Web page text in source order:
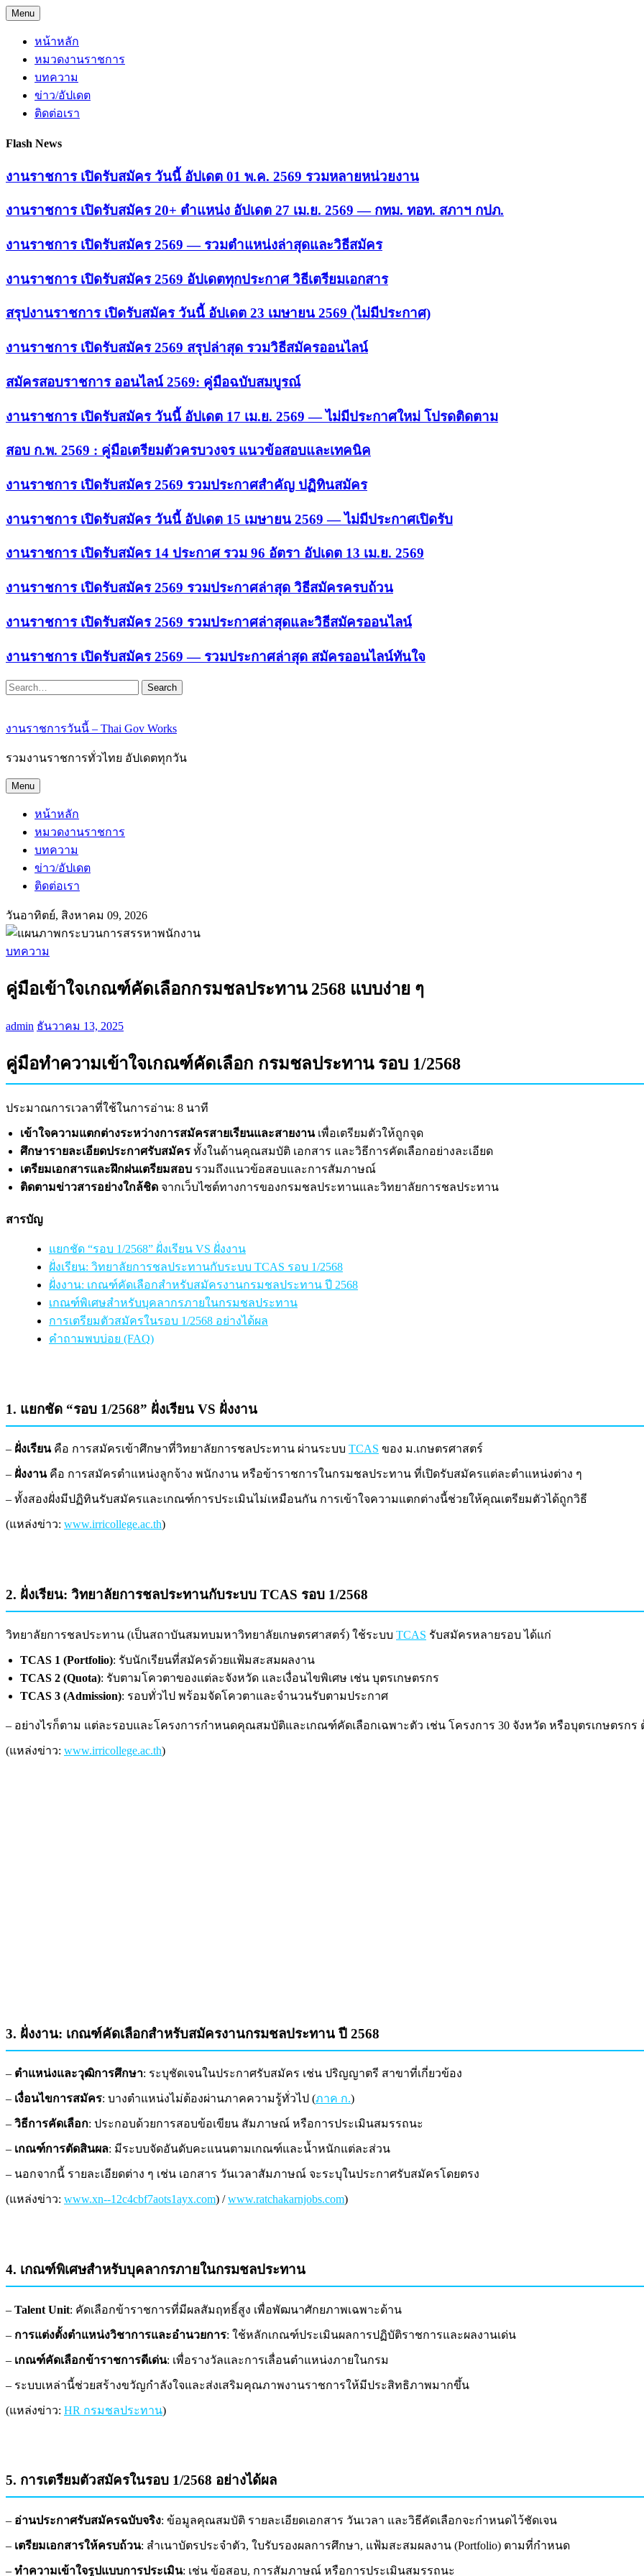
Skip
to
content
Menu
หน้าหลัก
หมวดงานราชการ
บทความ
ข่าว/อัปเดต
ติดต่อเรา
Flash News
งานราชการ เปิดรับสมัคร วันนี้ อัปเดต 01 พ.ค. 2569 รวมหลายหน่วยงาน
งานราชการ เปิดรับสมัคร 20+ ตำแหน่ง อัปเดต 27 เม.ย. 2569 — กทม. ทอท. สภาฯ กปภ.
งานราชการ เปิดรับสมัคร 2569 — รวมตำแหน่งล่าสุดและวิธีสมัคร
งานราชการ เปิดรับสมัคร 2569 อัปเดตทุกประกาศ วิธีเตรียมเอกสาร
สรุปงานราชการ เปิดรับสมัคร วันนี้ อัปเดต 23 เมษายน 2569 (ไม่มีประกาศ)
งานราชการ เปิดรับสมัคร 2569 สรุปล่าสุด รวมวิธีสมัครออนไลน์
สมัครสอบราชการ ออนไลน์ 2569: คู่มือฉบับสมบูรณ์
งานราชการ เปิดรับสมัคร วันนี้ อัปเดต 17 เม.ย. 2569 — ไม่มีประกาศใหม่ โปรดติดตาม
สอบ ก.พ. 2569 : คู่มือเตรียมตัวครบวงจร แนวข้อสอบและเทคนิค
งานราชการ เปิดรับสมัคร 2569 รวมประกาศสำคัญ ปฏิทินสมัคร
งานราชการ เปิดรับสมัคร วันนี้ อัปเดต 15 เมษายน 2569 — ไม่มีประกาศเปิดรับ
งานราชการ เปิดรับสมัคร 14 ประกาศ รวม 96 อัตรา อัปเดต 13 เม.ย. 2569
งานราชการ เปิดรับสมัคร 2569 รวมประกาศล่าสุด วิธีสมัครครบถ้วน
งานราชการ เปิดรับสมัคร 2569 รวมประกาศล่าสุดและวิธีสมัครออนไลน์
งานราชการ เปิดรับสมัคร 2569 — รวมประกาศล่าสุด สมัครออนไลน์ทันใจ
Search
งานราชการวันนี้ – Thai Gov Works
รวมงานราชการทั่วไทย อัปเดตทุกวัน
Menu
หน้าหลัก
หมวดงานราชการ
บทความ
ข่าว/อัปเดต
ติดต่อเรา
วันอาทิตย์, สิงหาคม 09, 2026
บทความ
คู่มือเข้าใจเกณฑ์คัดเลือกกรมชลประทาน 2568 แบบง่าย ๆ
admin ธันวาคม 13, 2025
คู่มือทำความเข้าใจเกณฑ์คัดเลือก กรมชลประทาน รอบ 1/2568
ประมาณการเวลาที่ใช้ในการอ่าน: 8 นาที
เข้าใจความแตกต่างระหว่างการสมัครสายเรียนและสายงานเพื่อเตรียมตัวให้ถูกจุด
ศึกษารายละเอียดประกาศรับสมัคร ทั้งในด้านคุณสมบัติ เอกสาร และวิธีการคัดเลือกอย่างละเอียด
เตรียมเอกสารและฝึกฝนเตรียมสอบ รวมถึงแนวข้อสอบและการสัมภาษณ์
ติดตามข่าวสารอย่างใกล้ชิด จากเว็บไซต์ทางการของกรมชลประทานและวิทยาลัยการชลประทาน
สารบัญ
แยกชัด “รอบ 1/2568” ฝั่งเรียน VS ฝั่งงาน
ฝั่งเรียน: วิทยาลัยการชลประทานกับระบบ TCAS รอบ 1/2568
ฝั่งงาน: เกณฑ์คัดเลือกสำหรับสมัครงานกรมชลประทาน ปี 2568
เกณฑ์พิเศษสำหรับบุคลากรภายในกรมชลประทาน
การเตรียมตัวสมัครในรอบ 1/2568 อย่างได้ผล
คำถามพบบ่อย (FAQ)
1. แยกชัด “รอบ 1/2568” ฝั่งเรียน VS ฝั่งงาน
– ฝั่งเรียนคือ การสมัครเข้าศึกษาที่วิทยาลัยการชลประทาน ผ่านระบบ TCAS ของ ม.เกษตรศาสตร์
– ฝั่งงานคือ การสมัครตำแหน่งลูกจ้าง พนักงาน หรือข้าราชการในกรมชลประทาน ที่เปิดรับสมัครแต่ละตำแหน่งต่าง ๆ
– ทั้งสองฝั่งมีปฏิทินรับสมัครและเกณฑ์การประเมินไม่เหมือนกัน การเข้าใจความแตกต่างนี้ช่วยให้คุณเตรียมตัวได้ถูกวิธี
(แหล่งข่าว: www.irricollege.ac.th)
2. ฝั่งเรียน: วิทยาลัยการชลประทานกับระบบ TCAS รอบ 1/2568
วิทยาลัยการชลประทาน (เป็นสถาบันสมทบมหาวิทยาลัยเกษตรศาสตร์) ใช้ระบบ TCAS รับสมัครหลายรอบ ได้แก่
TCAS 1 (Portfolio): รับนักเรียนที่สมัครด้วยแฟ้มสะสมผลงาน
TCAS 2 (Quota): รับตามโควตาของแต่ละจังหวัด และเงื่อนไขพิเศษ เช่น บุตรเกษตรกร
TCAS 3 (Admission): รอบทั่วไป พร้อมจัดโควตาและจำนวนรับตามประกาศ
– อย่างไรก็ตาม แต่ละรอบและโครงการกำหนดคุณสมบัติและเกณฑ์คัดเลือกเฉพาะตัว เช่น โครงการ 30 จังหวัด หรือบุตรเกษตรกร
(แหล่งข่าว: www.irricollege.ac.th)
3. ฝั่งงาน: เกณฑ์คัดเลือกสำหรับสมัครงานกรมชลประทาน ปี 2568
– ตำแหน่งและวุฒิการศึกษา: ระบุชัดเจนในประกาศรับสมัคร เช่น ปริญญาตรี สาขาที่เกี่ยวข้อง
– เงื่อนไขการสมัคร: บางตำแหน่งไม่ต้องผ่านภาคความรู้ทั่วไป (ภาค ก.)
– วิธีการคัดเลือก: ประกอบด้วยการสอบข้อเขียน สัมภาษณ์ หรือการประเมินสมรรถนะ
– เกณฑ์การตัดสินผล: มีระบบจัดอันดับคะแนนตามเกณฑ์และน้ำหนักแต่ละส่วน
– นอกจากนี้ รายละเอียดต่าง ๆ เช่น เอกสาร วันเวลาสัมภาษณ์ จะระบุในประกาศรับสมัครโดยตรง
(แหล่งข่าว: www.xn--12c4cbf7aots1ayx.com) /www.ratchakarnjobs.com)
4. เกณฑ์พิเศษสำหรับบุคลากรภายในกรมชลประทาน
– Talent Unit: คัดเลือกข้าราชการที่มีผลสัมฤทธิ์สูง เพื่อพัฒนาศักยภาพเฉพาะด้าน
– การแต่งตั้งตำแหน่งวิชาการและอำนวยการ: ใช้หลักเกณฑ์ประเมินผลการปฏิบัติราชการและผลงานเด่น
– เกณฑ์คัดเลือกข้าราชการดีเด่น: เพื่อรางวัลและการเลื่อนตำแหน่งภายในกรม
– ระบบเหล่านี้ช่วยสร้างขวัญกำลังใจและส่งเสริมคุณภาพงานราชการให้มีประสิทธิภาพมากขึ้น
(แหล่งข่าว: HR กรมชลประทาน)
5. การเตรียมตัวสมัครในรอบ 1/2568 อย่างได้ผล
– อ่านประกาศรับสมัครฉบับจริง: ข้อมูลคุณสมบัติ รายละเอียดเอกสาร วันเวลา และวิธีคัดเลือกจะกำหนดไว้ชัดเจน
– เตรียมเอกสารให้ครบถ้วน: สำเนาบัตรประจำตัว, ใบรับรองผลการศึกษา, แฟ้มสะสมผลงาน (Portfolio) ตามที่กำหนด
– ทำความเข้าใจรูปแบบการประเมิน: เช่น ข้อสอบ, การสัมภาษณ์ หรือการประเมินสมรรถนะ